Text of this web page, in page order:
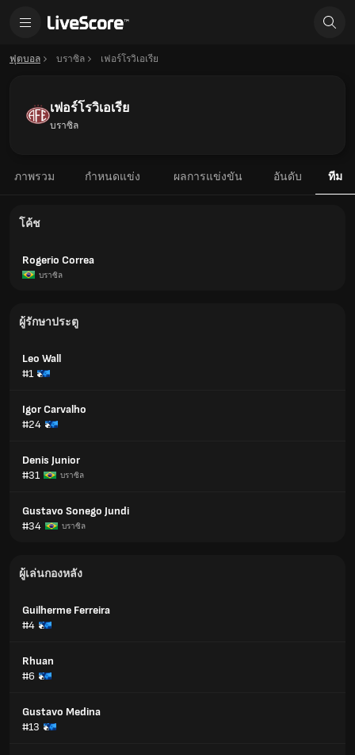
ฟุตบอล บราซิล เฟอร์โรวิเอเรีย
เฟอร์โรวิเอเรีย
บราซิล
ภาพรวม กำหนดแข่ง ผลการแข่งขัน อันดับ ทีม
โค้ช
Rogerio Correa
บราซิล
ผู้รักษาประตู
Leo Wall
#1
Igor Carvalho
#24
Denis Junior
#31
บราซิล
Gustavo Sonego Jundi
#34
บราซิล
ผู้เล่นกองหลัง
Guilherme Ferreira
#4
Rhuan
#6
Gustavo Medina
#13